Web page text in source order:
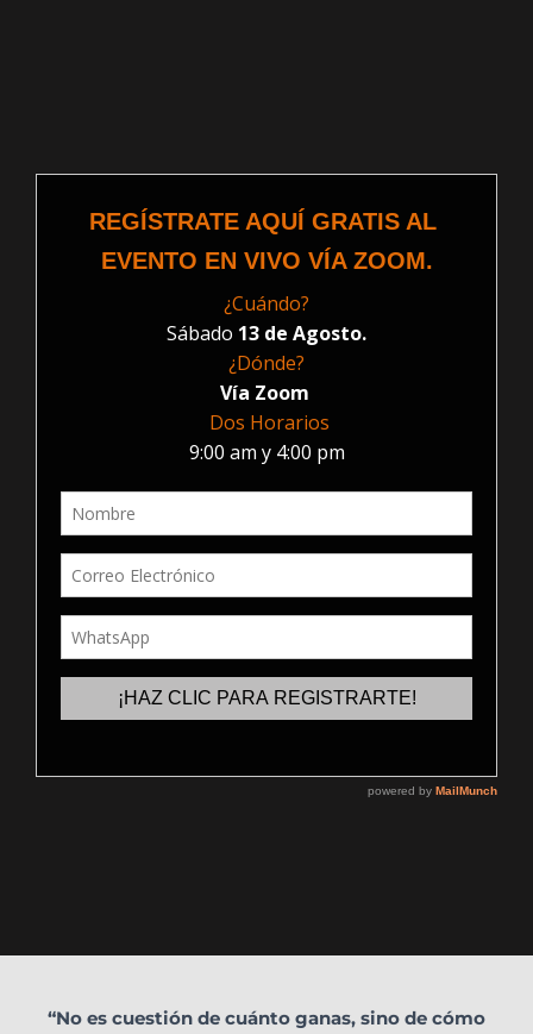
“No es cuestión de cuánto ganas, sino de cómo